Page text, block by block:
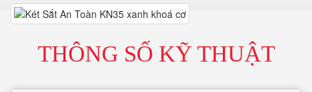
THÔNG SỐ KỸ THUẬT